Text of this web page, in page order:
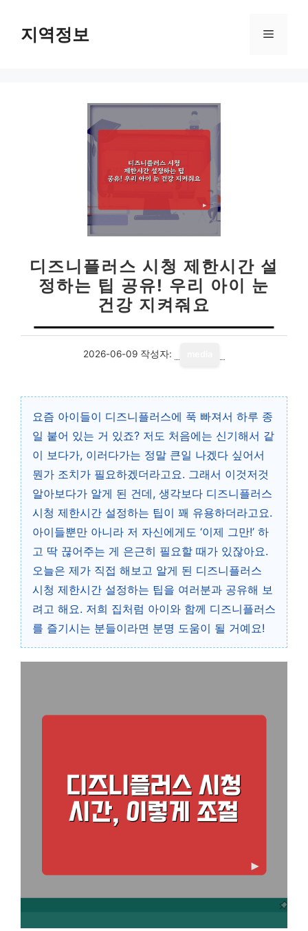
지역정보 메
디즈니플러스 시청 제한시간 설
정하는 팁 공유! 우리 아이 눈
건강 지켜줘요
2026-06-09 작성자:
요즘 아이들이 디즈니플러스에 푹 빠져서 하루 종
일 붙어 있는 거 있죠? 저도 처음에는 신기해서 같
이 보다가, 이러다가는 정말 큰일 나겠다 싶어서
뭔가 조치가 필요하겠더라고요. 그래서 이것저것
알아보다가 알게 된 건데, 생각보다 디즈니플러스
시청 제한시간 설정하는 팁이 꽤 유용하더라고요.
아이들뿐만 아니라 저 자신에게도 ‘이제 그만!’ 하
고 딱 끊어주는 게 은근히 필요할 때가 있잖아요.
오늘은 제가 직접 해보고 알게 된 디즈니플러스
시청 제한시간 설정하는 팁을 여러분과 공유해 보
려고 해요. 저희 집처럼 아이와 함께 디즈니플러스
를 즐기시는 분들이라면 분명 도움이 될 거예요!